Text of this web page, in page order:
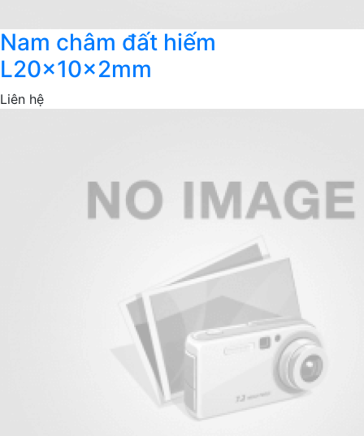
Nam châm đất hiếm
L20x10x2mm
Liên hệ